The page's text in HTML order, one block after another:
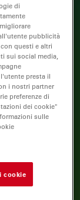
di
pubblicità
questi e altri
sui social media,
presta il
i nostri partner
preferenze di
dei cookie"
sulle
cookie